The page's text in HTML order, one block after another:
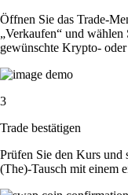
Öffnen Sie das Trade-
„Verkaufen“ und
gewünschte Krypto-
3
Trade bestätigen
Prüfen Sie den Kurs und
(The)-Tausch mit einem